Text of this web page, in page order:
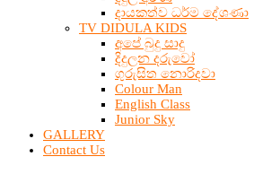
දායකත්ව ධර්ම දේශණා
TV DIDULA KIDS
අපේ බුදු සාදු
දිදුලන දරුවෝ
ගුරුසිත නොරිදවා
Colour Man
English Class
Junior Sky
GALLERY
Contact Us